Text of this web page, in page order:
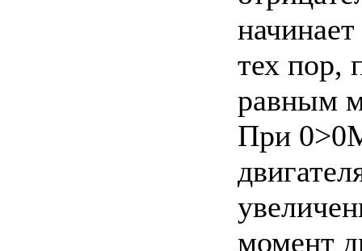
тех пор,
равным
При
момент